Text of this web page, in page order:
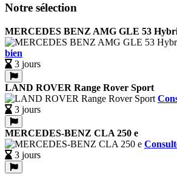
Notre sélection
MERCEDES BENZ AMG GLE 53
bien
3 jours
LAND ROVER Range Rover Sport
3 jours
MERCEDES-BENZ CLA 250 e
3 jours